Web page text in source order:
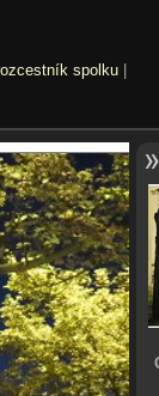
spolku|